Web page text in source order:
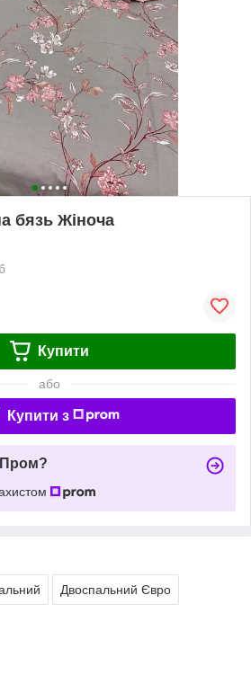
бязь Жіноча
Купити
або
Купити з
Пром?
Двоспальний Євро